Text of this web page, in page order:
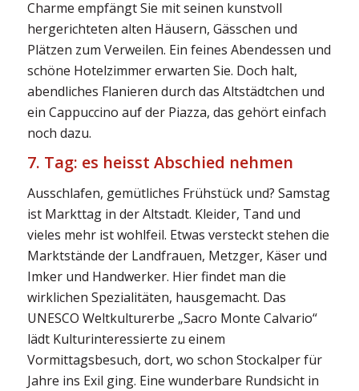
Charme empfängt Sie mit seinen kunstvoll
hergerichteten alten Häusern, Gässchen und
Plätzen zum Verweilen. Ein feines Abendessen und
schöne Hotelzimmer erwarten Sie. Doch halt,
abendliches Flanieren durch das Altstädtchen und
ein Cappuccino auf der Piazza, das gehört einfach
noch dazu.
7. Tag: es heisst Abschied nehmen
Ausschlafen, gemütliches Frühstück und? Samstag
ist Markttag in der Altstadt. Kleider, Tand und
vieles mehr ist wohlfeil. Etwas versteckt stehen die
Marktstände der Landfrauen, Metzger, Käser und
Imker und Handwerker. Hier findet man die
wirklichen Spezialitäten, hausgemacht. Das
UNESCO Weltkulturerbe „Sacro Monte Calvario“
lädt Kulturinteressierte zu einem
Vormittagsbesuch, dort, wo schon Stockalper für
Jahre ins Exil ging. Eine wunderbare Rundsicht in